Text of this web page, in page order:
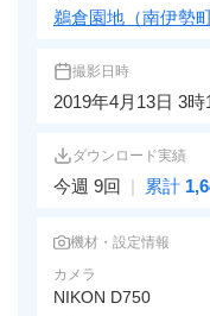
鵜倉園地（南伊勢町
撮影日時
2019年4月13日 3時
ダウンロード実績
今週 9回 | 累計
機材・設定情報
カメラ
NIKON D750